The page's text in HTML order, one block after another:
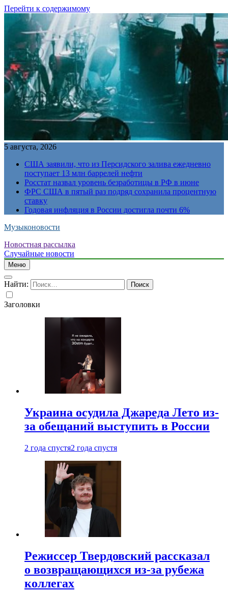
Перейти к содержимому
5 августа, 2026
США заявили, что из Персидского залива ежедневно
поступает 13 млн баррелей нефти
Росстат назвал уровень безработицы в РФ в июне
ФРС США в пятый раз подряд сохранила процентную
ставку
Годовая инфляция в России достигла почти 6%
Музыконовости
Новостная рассылка
Случайные новости
Меню
Найти:
Заголовки
Украина осудила Джареда Лето из-
за обещаний выступить в России
2 года спустя2 года спустя
Режиссер Твердовский рассказал
о возвращающихся из-за рубежа
коллегах